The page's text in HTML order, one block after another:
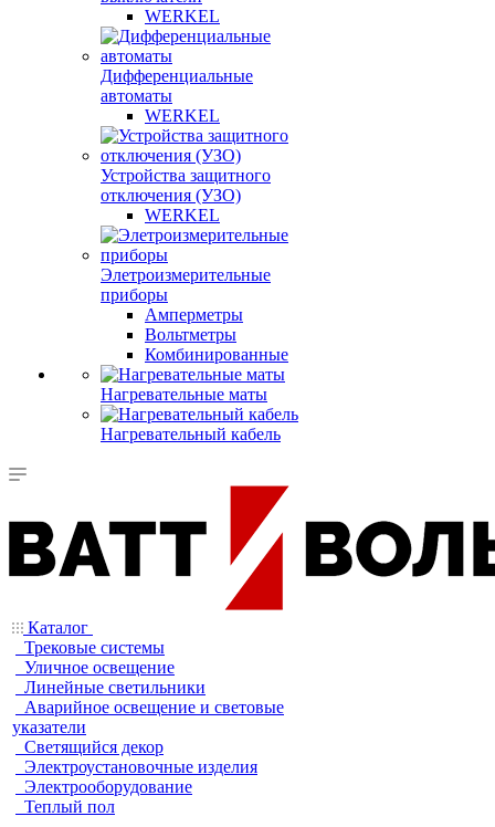
WERKEL
Дифференциальные
автоматы
WERKEL
Устройства защитного
отключения (УЗО)
WERKEL
Элетроизмерительные
приборы
Амперметры
Вольтметры
Комбинированные
Нагревательные маты
Нагревательный кабель
Каталог
Трековые системы
Уличное освещение
Линейные светильники
Аварийное освещение и световые
указатели
Светящийся декор
Электроустановочные изделия
Электрооборудование
Теплый пол